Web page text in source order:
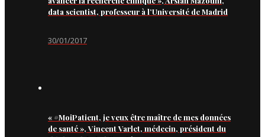
data scientist, professeur à l’Université de Madrid
30/01/2017
« #MoiPatient, je veux être maître de mes données
de santé », Vincent Varlet, médecin, président du